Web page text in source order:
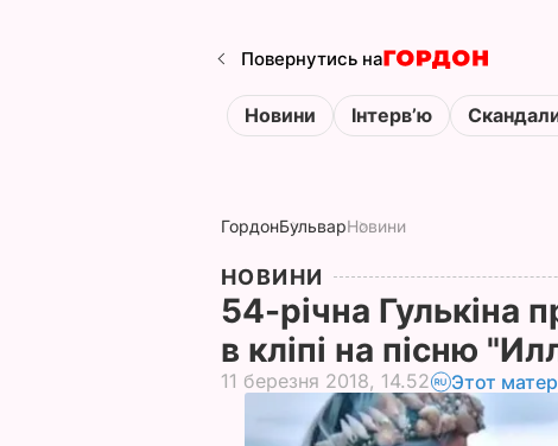
Повернутись на
Новини Інтервʼю
ГордонБульварНовини
НОВИНИ
54-річна Гулькіна
в кліпі на пісню
11 березня 2018, 14.52 Этот